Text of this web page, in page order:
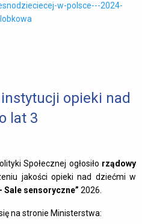
w-polsce---2024-
opieki nad
lat 3
Społecznej ogłosiło rządowy
jakości opieki nad dziećmi w
Sale sensoryczne” 2026.
na stronie Ministerstwa: